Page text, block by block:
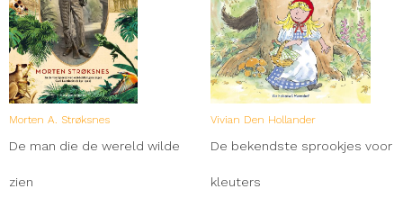
Morten A. Strøksnes
De man die de wereld wilde
zien
Vivian Den Hollander
De bekendste sprookjes voor
kleuters